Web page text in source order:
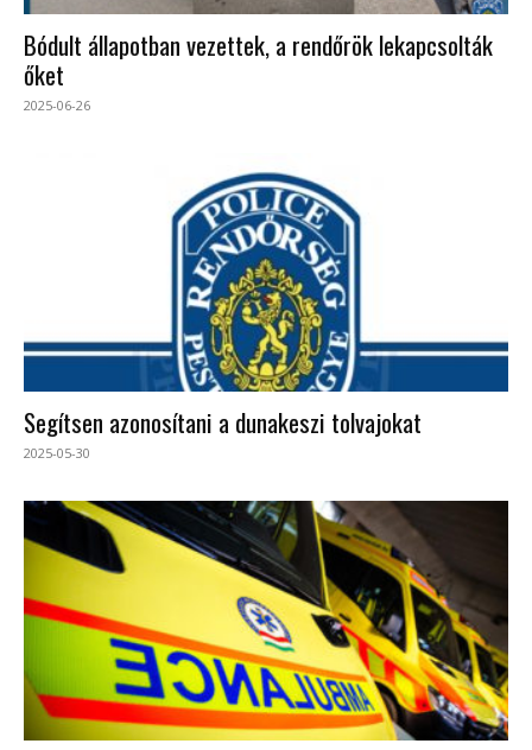
Bódult állapotban vezettek, a rendőrök lekapcsolták
őket
2025-06-26
Segítsen azonosítani a dunakeszi tolvajokat
2025-05-30